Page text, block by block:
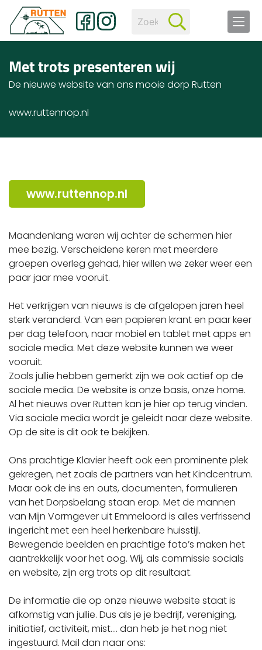
Met trots presenteren wij
De nieuwe website van ons mooie dorp Rutten
www.ruttennop.nl
www.ruttennop.nl
Maandenlang waren wij achter de schermen hier
mee bezig. Verscheidene keren met meerdere
groepen overleg gehad, hier willen we zeker weer een
paar jaar mee vooruit.
Het verkrijgen van nieuws is de afgelopen jaren heel
sterk veranderd. Van een papieren krant en paar keer
per dag telefoon, naar mobiel en tablet met apps en
sociale media. Met deze website kunnen we weer
vooruit.
Zoals jullie hebben gemerkt zijn we ook actief op de
sociale media. De website is onze basis, onze home.
Al het nieuws over Rutten kan je hier op terug vinden.
Via sociale media wordt je geleidt naar deze website.
Op de site is dit ook te bekijken.
Ons prachtige Klavier heeft ook een prominente plek
gekregen, net zoals de partners van het Kindcentrum.
Maar ook de ins en outs, documenten, formulieren
van het Dorpsbelang staan erop. Met de mannen
van Mijn Vormgever uit Emmeloord is alles verfrissend
ingericht met een heel herkenbare huisstijl.
Bewegende beelden en prachtige foto’s maken het
aantrekkelijk voor het oog. Wij, als commissie socials
en website, zijn erg trots op dit resultaat.
De informatie die op onze nieuwe website staat is
afkomstig van jullie. Dus als je je bedrijf, vereniging,
initiatief, activiteit, mist…. dan heb je het nog niet
ingestuurd. Mail dan naar ons: